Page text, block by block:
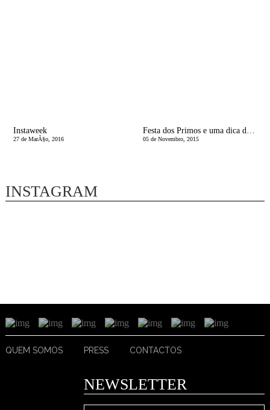
Instaweek
27 de MarÃ§o, 2016
Festa dos Primos e uma dica de fotos que nÃ£o podem faltar numa festa
05 de Novembro, 2015
INSTAGRAM
QUEM SOMOS PRESS CONTACTOS
NEWSLETTER